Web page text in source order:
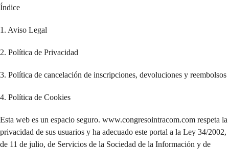
Índice
1. Aviso Legal
2. Política de Privacidad
3. Política de cancelación de inscripciones, devoluciones y reembolsos
4. Política de Cookies
Esta web es un espacio seguro. www.congresointracom.com respeta la
privacidad de sus usuarios y ha adecuado este portal a la Ley 34/2002,
de 11 de julio, de Servicios de la Sociedad de la Información y de